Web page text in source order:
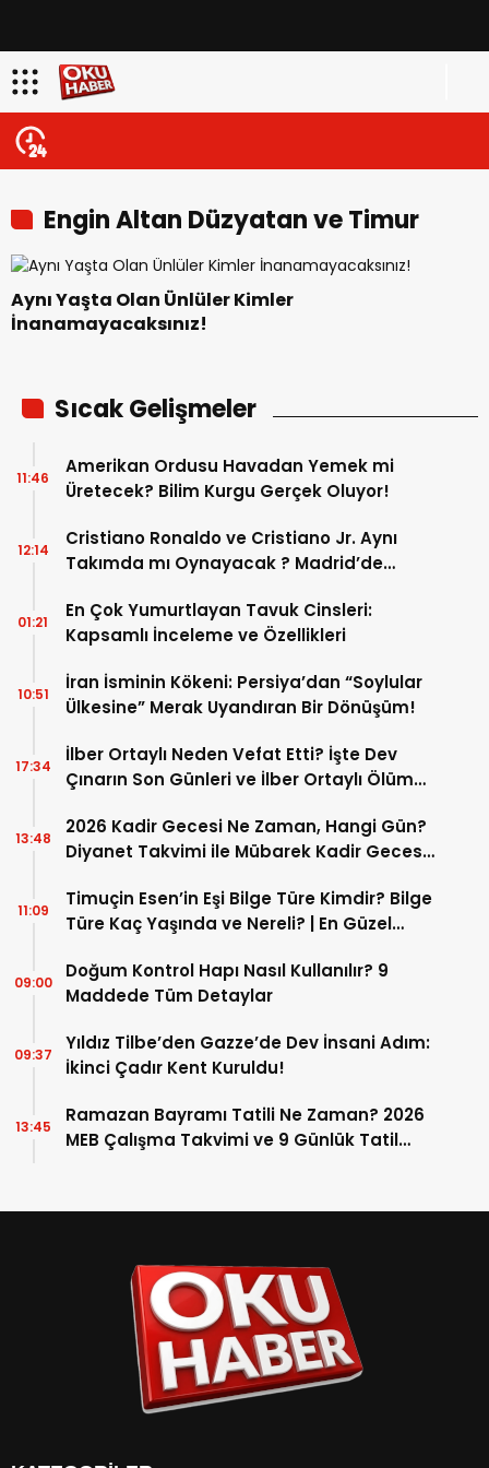
Engin Altan Düzyatan ve Timur
Acar
Aynı Yaşta Olan Ünlüler Kimler
İnanamayacaksınız!
Sıcak Gelişmeler
Amerikan Ordusu Havadan Yemek mi
Üretecek? Bilim Kurgu Gerçek Oluyor!
11:46
Cristiano Ronaldo ve Cristiano Jr. Aynı
Takımda mı Oynayacak ? Madrid’de
12:14
En Çok Yumurtlayan Tavuk Cinsleri:
Kapsamlı İnceleme ve Özellikleri
01:21
İran İsminin Kökeni: Persiya’dan “Soylular
Ülkesine” Merak Uyandıran Bir Dönüşüm!
10:51
İlber Ortaylı Neden Vefat Etti? İşte Dev
Çınarın Son Günleri ve İlber Ortaylı Ölüm
17:34
2026 Kadir Gecesi Ne Zaman, Hangi Gün?
Diyanet Takvimi ile Mübarek Kadir Gecesi
13:48
Timuçin Esen’in Eşi Bilge Türe Kimdir? Bilge
Türe Kaç Yaşında ve Nereli? | En Güzel
11:09
Doğum Kontrol Hapı Nasıl Kullanılır? 9
Maddede Tüm Detaylar
09:00
Yıldız Tilbe’den Gazze’de Dev İnsani Adım:
İkinci Çadır Kent Kuruldu!
09:37
Ramazan Bayramı Tatili Ne Zaman? 2026
MEB Çalışma Takvimi ve 9 Günlük Tatil
13:45